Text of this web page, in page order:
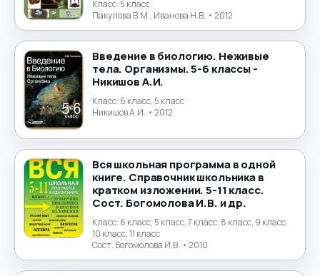
Черчение
Чешский язык →
Шведский язык
Экология
Юриспруденция
Японский язык
Класс: 5 класс
Пакулова В.М., Иванова Н.В. • 2012
Введение в биологию. Неживые
тела. Организмы. 5-6 классы -
Никишов А.И.
Класс: 6 класс, 5 класс
Никишов А.И. • 2012
Вся школьная программа в одной
книге. Справочник школьника в
кратком изложении. 5-11 класс.
Сост. Богомолова И.В. и др.
Класс: 6 класс, 5 класс, 7 класс, 8 класс, 9 класс,
10 класс, 11 класс
Сост. Богомолова И.В. • 2010